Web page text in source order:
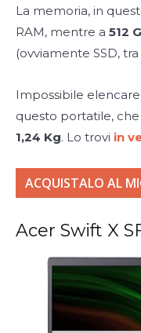
La memoria, in
RAM, mentre a 512
(ovviamente SSD,
Impossibile
questo portatile,
1,24 Kg. Lo trovi in
ACQUISTALO AL
Acer Swift X